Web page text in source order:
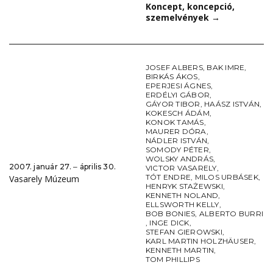
Koncept, koncepció,
szemelvények →
2007. január 27. ‒ április 30.
Vasarely Múzeum
JOSEF ALBERS, BAK IMRE,
BIRKÁS ÁKOS,
EPERJESI ÁGNES,
ERDÉLYI GÁBOR,
GÁYOR TIBOR, HAÁSZ ISTVÁN,
KOKESCH ÁDÁM,
KONOK TAMÁS,
MAURER DÓRA,
NÁDLER ISTVÁN,
SOMODY PÉTER,
WOLSKY ANDRÁS,
VICTOR VASARELY,
TÓT ENDRE, MILOS URBÁSEK,
HENRYK STAŻEWSKI,
KENNETH NOLAND,
ELLSWORTH KELLY,
BOB BONIES, ALBERTO BURRI
, INGE DICK,
STEFAN GIEROWSKI,
KARL MARTIN HOLZHÄUSER,
KENNETH MARTIN,
TOM PHILLIPS